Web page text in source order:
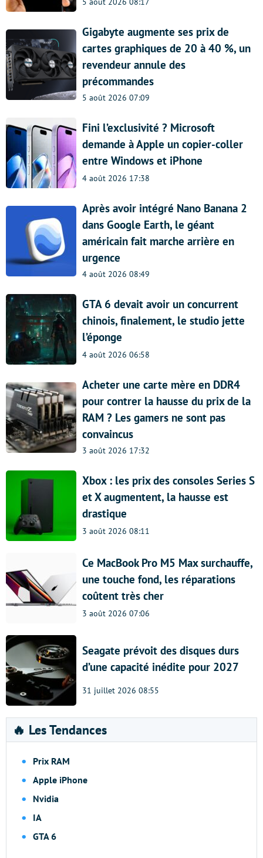
Gigabyte augmente ses prix de
cartes graphiques de 20 à 40 %, un
revendeur annule des
précommandes
5 août 2026 07:09
Fini l’exclusivité ? Microsoft
demande à Apple un copier-coller
entre Windows et iPhone
4 août 2026 17:38
Après avoir intégré Nano Banana 2
dans Google Earth, le géant
américain fait marche arrière en
urgence
4 août 2026 08:49
GTA 6 devait avoir un concurrent
chinois, finalement, le studio jette
l’éponge
4 août 2026 06:58
Acheter une carte mère en DDR4
pour contrer la hausse du prix de la
RAM ? Les gamers ne sont pas
convaincus
3 août 2026 17:32
Xbox : les prix des consoles Series S
et X augmentent, la hausse est
drastique
3 août 2026 08:11
Ce MacBook Pro M5 Max surchauffe,
une touche fond, les réparations
coûtent très cher
3 août 2026 07:06
Seagate prévoit des disques durs
d’une capacité inédite pour 2027
31 juillet 2026 08:55
🔥 Les Tendances
Prix RAM
Apple iPhone
Nvidia
IA
GTA 6